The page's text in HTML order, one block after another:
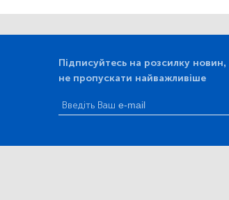
Підписуйтесь на розсилку
не пропускати найважливіше